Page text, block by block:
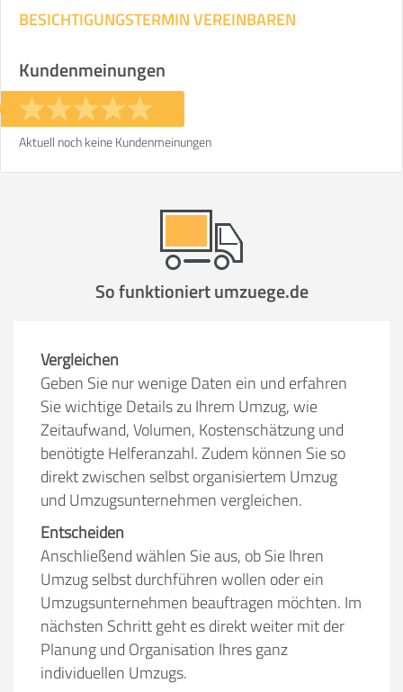
BESICHTIGUNGSTERMIN VEREINBAREN
Kundenmeinungen
Aktuell noch keine Kundenmeinungen
So funktioniert umzuege.de
Vergleichen
Geben Sie nur wenige Daten ein und erfahren
Sie wichtige Details zu Ihrem Umzug, wie
Zeitaufwand, Volumen, Kostenschätzung und
benötigte Helferanzahl. Zudem können Sie so
direkt zwischen selbst organisiertem Umzug
und Umzugsunternehmen vergleichen.
Entscheiden
Anschließend wählen Sie aus, ob Sie Ihren
Umzug selbst durchführen wollen oder ein
Umzugsunternehmen beauftragen möchten. Im
nächsten Schritt geht es direkt weiter mit der
Planung und Organisation Ihres ganz
individuellen Umzugs.